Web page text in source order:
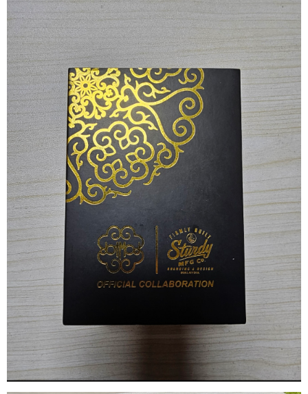
액상
레시피
연구실
리뷰게시판
팁앤가이드
레시피계산기
툴즈킷
업체
업체게시판
모더게시판
제휴업체
트레이드
판매
구매
나눔
거래후기